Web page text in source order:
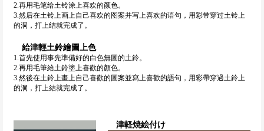
2.再用毛笔给土铃涂上喜欢的颜色。
3.然后在土铃上画上自己喜欢的图案并写上喜欢的语句，用彩带穿过土铃上
的洞，打上结就完成了。
給津輕土鈴繪圖上色
1.首先使用事先準備好的白色無圖的土鈴。
2.再用毛筆給土鈴塗上喜歡的顏色。
3.然後在土鈴上畫上自己喜歡的圖案並寫上喜歡的語句，用彩帶穿過土鈴上
的洞，打上結就完成了。
津軽焼絵付け